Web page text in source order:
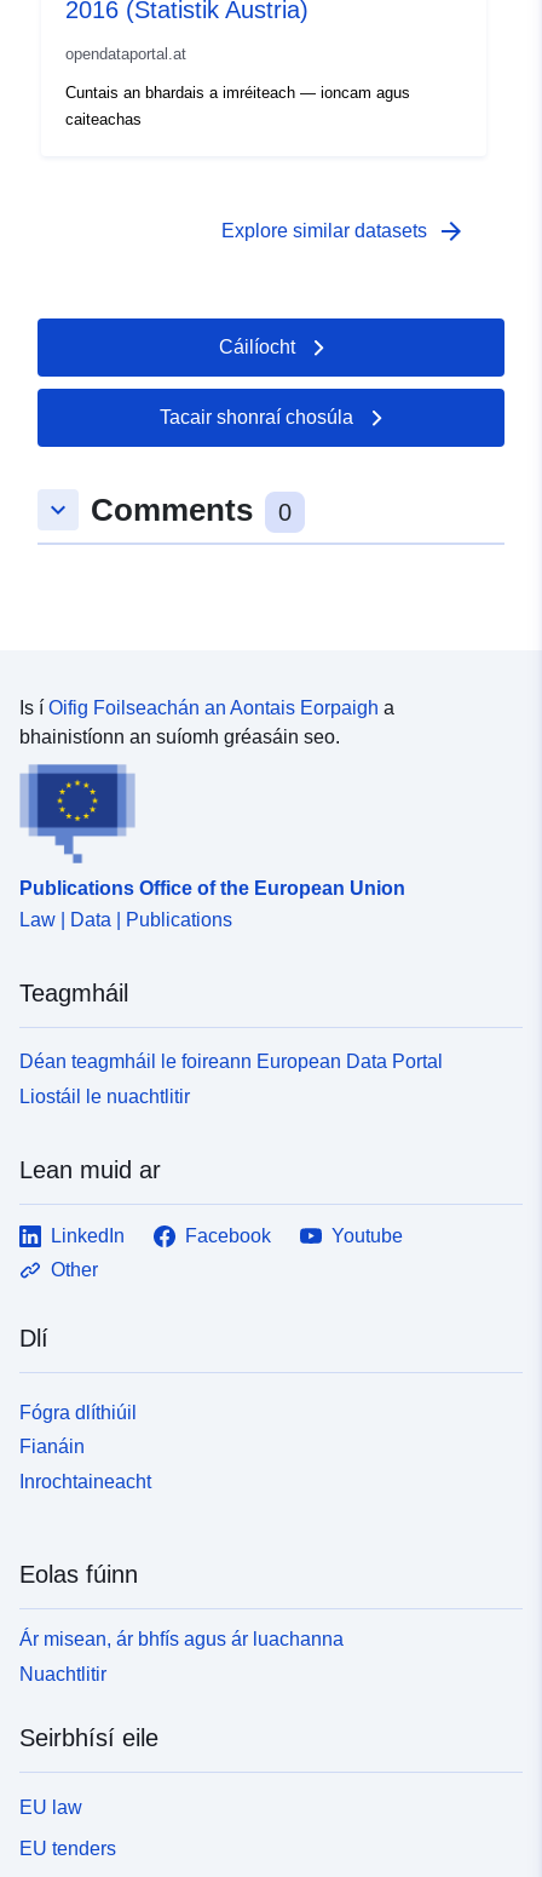
2016 (Statistik Austria)
opendataportal.at
Cuntais an bhardais a imréiteach — ioncam agus
caiteachas
Explore similar datasets arrow_forward
Cáilíocht
Tacair shonraí chosúla
keyboard_arrow_down Comments 0
Is í Oifig Foilseachán an Aontais Eorpaigh a
bhainistíonn an suíomh gréasáin seo.
Publications Office of the European Union
Law | Data | Publications
Teagmháil
Déan teagmháil le foireann European Data Portal
Liostáil le nuachtlitir
Lean muid ar
LinkedIn Facebook
Youtube
Other
Dlí
Fógra dlíthiúil
Fianáin
Inrochtaineacht
Eolas fúinn
Ár misean, ár bhfís agus ár luachanna
Nuachtlitir
Seirbhísí eile
EU law
EU tenders